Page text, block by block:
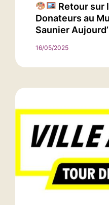
Retour sur
Donateurs au
Saunier
16/05/2025